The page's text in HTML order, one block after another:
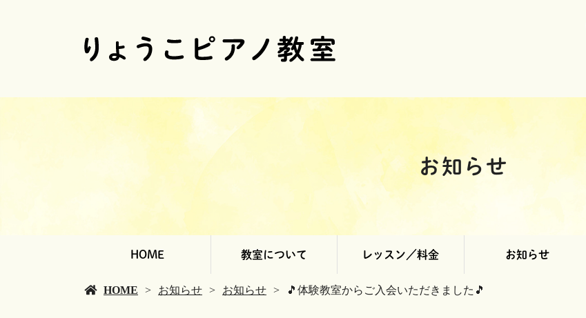
お知らせ
HOME 教室について レッスン／料金 お知らせ
HOME お知らせ お知らせ 🎵体験教室からご入会いただきました🎵